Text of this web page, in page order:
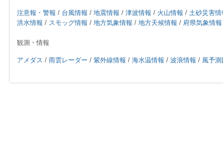
注意報・警報 / 台風情報 / 地震情報 / 津波情報 / 火山情報 / 土砂災害情
洪水情報 / スモッグ情報 / 地方気象情報 / 地方天候情報 / 府県気象情報
観測・情報
アメダス / 雨雲レーダー / 紫外線情報 / 海水温情報 / 波浪情報 / 風予測